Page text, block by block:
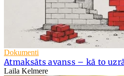
Dokumenti
Atmaksāts avanss – kā to
Laila Kelmere